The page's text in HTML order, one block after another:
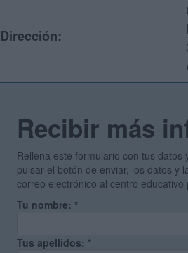
Dirección:
Recibir más
Rellena este formulario con tus
pulsar el botón de enviar, los datos y
correo electrónico al centro
Tu nombre: *
Tus apellidos: *